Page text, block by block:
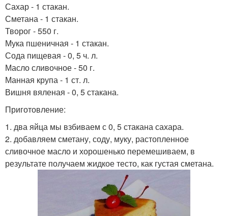
Сахар - 1 стакан.
Сметана - 1 стакан.
Творог - 550 г.
Мука пшеничная - 1 стакан.
Сода пищевая - 0, 5 ч. л.
Масло сливочное - 50 г.
Манная крупа - 1 ст. л.
Вишня вяленая - 0, 5 стакана.
Приготовление:
1. два яйца мы взбиваем с 0, 5 стакана сахара.
2. добавляем сметану, соду, муку, растопленное
сливочное масло и хорошенько перемешиваем, в
результате получаем жидкое тесто, как густая сметана.